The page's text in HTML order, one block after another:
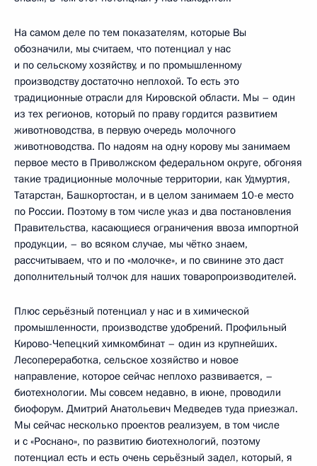
На самом деле по тем показателям, которые Вы
обозначили, мы считаем, что потенциал у нас
и по сельскому хозяйству, и по промышленному
производству достаточно неплохой. То есть это
традиционные отрасли для Кировской области. Мы – один
из тех регионов, который по праву гордится развитием
животноводства, в первую очередь молочного
животноводства. По надоям на одну корову мы занимаем
первое место в Приволжском федеральном округе, обгоняя
такие традиционные молочные территории, как Удмуртия,
Татарстан, Башкортостан, и в целом занимаем 10-е место
по России. Поэтому в том числе указ и два постановления
Правительства, касающиеся ограничения ввоза импортной
продукции, – во всяком случае, мы чётко знаем,
рассчитываем, что и по «молочке», и по свинине это даст
дополнительный толчок для наших товаропроизводителей.
Плюс серьёзный потенциал у нас и в химической
промышленности, производстве удобрений. Профильный
Кирово-Чепецкий химкомбинат – один из крупнейших.
Лесопереработка, сельское хозяйство и новое
направление, которое сейчас неплохо развивается, –
биотехнологии. Мы совсем недавно, в июне, проводили
биофорум. Дмитрий Анатольевич Медведев туда приезжал.
Мы сейчас несколько проектов реализуем, в том числе
и с «Роснано», по развитию биотехнологий, поэтому
потенциал есть и есть очень серьёзный задел, который, я